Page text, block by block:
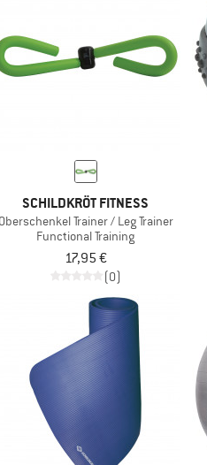
SCHILDKRÖT FITNESS
Oberschenkel Trainer / Leg Trainer
Functional Training
17,95 €
(0)